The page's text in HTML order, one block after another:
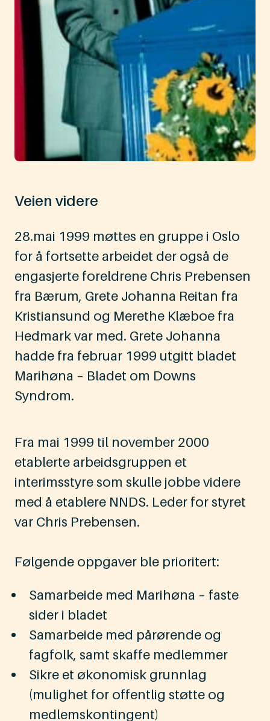
Veien videre
28.mai 1999 møttes en gruppe i Oslo
for å fortsette arbeidet der også de
engasjerte foreldrene Chris Prebensen
fra Bærum, Grete Johanna Reitan fra
Kristiansund og Merethe Klæboe fra
Hedmark var med. Grete Johanna
hadde fra februar 1999 utgitt bladet
Marihøna – Bladet om Downs
Syndrom.
Fra mai 1999 til november 2000
etablerte arbeidsgruppen et
interimsstyre som skulle jobbe videre
med å etablere NNDS. Leder for styret
var Chris Prebensen.
Følgende oppgaver ble prioritert:
Samarbeide med Marihøna – faste
sider i bladet
Samarbeide med pårørende og
fagfolk, samt skaffe medlemmer
Sikre et økonomisk grunnlag
(mulighet for offentlig støtte og
medlemskontingent)